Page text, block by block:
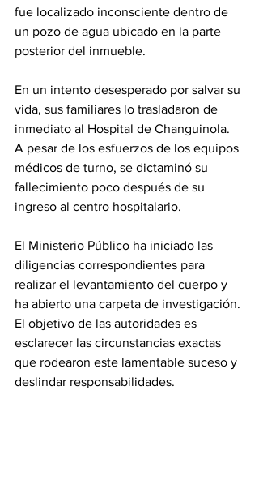
fue localizado inconsciente dentro de
un pozo de agua ubicado en la parte
posterior del inmueble.
En un intento desesperado por salvar su
vida, sus familiares lo trasladaron de
inmediato al Hospital de Changuinola.
A pesar de los esfuerzos de los equipos
médicos de turno, se dictaminó su
fallecimiento poco después de su
ingreso al centro hospitalario.
El Ministerio Público ha iniciado las
diligencias correspondientes para
realizar el levantamiento del cuerpo y
ha abierto una carpeta de investigación.
El objetivo de las autoridades es
esclarecer las circunstancias exactas
que rodearon este lamentable suceso y
deslindar responsabilidades.